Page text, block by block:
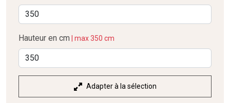
Hauteur en cm | max 350 cm
Adapter à la sélection